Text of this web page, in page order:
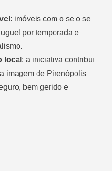
: imóveis com o selo se
por temporada e
local : a iniciativa contribui
imagem de Pirenópolis
bem gerido e